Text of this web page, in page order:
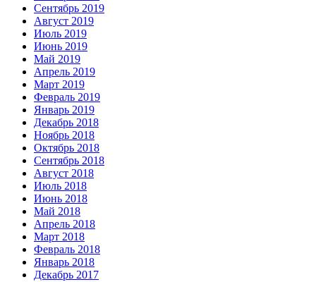
Сентябрь 2019
Август 2019
Июль 2019
Июнь 2019
Май 2019
Апрель 2019
Март 2019
Февраль 2019
Январь 2019
Декабрь 2018
Ноябрь 2018
Октябрь 2018
Сентябрь 2018
Август 2018
Июль 2018
Июнь 2018
Май 2018
Апрель 2018
Март 2018
Февраль 2018
Январь 2018
Декабрь 2017